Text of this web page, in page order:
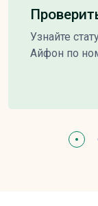
Узнайте
Айфон по